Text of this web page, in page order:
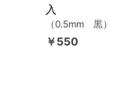
入
（0.5mm 黒）
￥550